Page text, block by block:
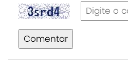
Comentar